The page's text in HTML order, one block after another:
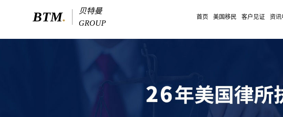
贝特曼美国EB5投资移民-专注美国移民25年
BTM.
贝特曼
GROUP
首页 美国移民 客户见证 资讯